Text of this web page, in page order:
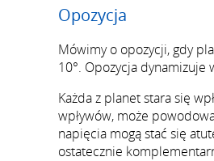
Opozycja
Mówimy o opozycji, gdy
10°. Opozycja dynamizuje
Każda z planet stara się
wpływów, może
napięcia mogą stać się
ostatecznie